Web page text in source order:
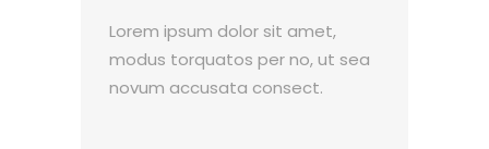
Lorem ipsum dolor sit amet,
modus torquatos per no, ut sea
novum accusata consect.